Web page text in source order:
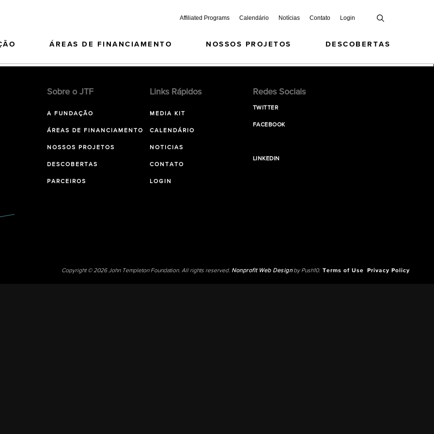
Affiliated Programs Calendário Notícias Contato Login
ÁREAS DE FINANCIAMENTO NOSSOS PROJETOS DESCOBERTAS
Sobre o JTF
A FUNDAÇÃO
ÁREAS DE FINANCIAMENTO
NOSSOS PROJETOS
DESCOBERTAS
PARCEIROS
Links Rápidos
MEDIA KIT
CALENDÁRIO
NOTICIAS
CONTATO
LOGIN
Redes Sociais
TWITTER
FACEBOOK
LINKEDIN
Copyright © 2026 John Templeton Foundation. All rights reserved. Nonprofit Web Designby Push10. Terms of Use Privacy Policy